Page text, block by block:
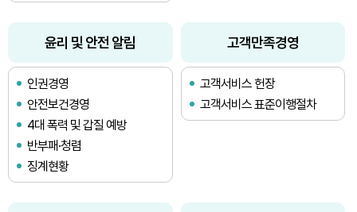
윤리 및 안전 알림
인권경영
안전보건경영
4대 폭력 및 갑질 예방
반부패·청렴
징계현황
고객만족경영
고객서비스 헌장
고객서비스 표준이행절차